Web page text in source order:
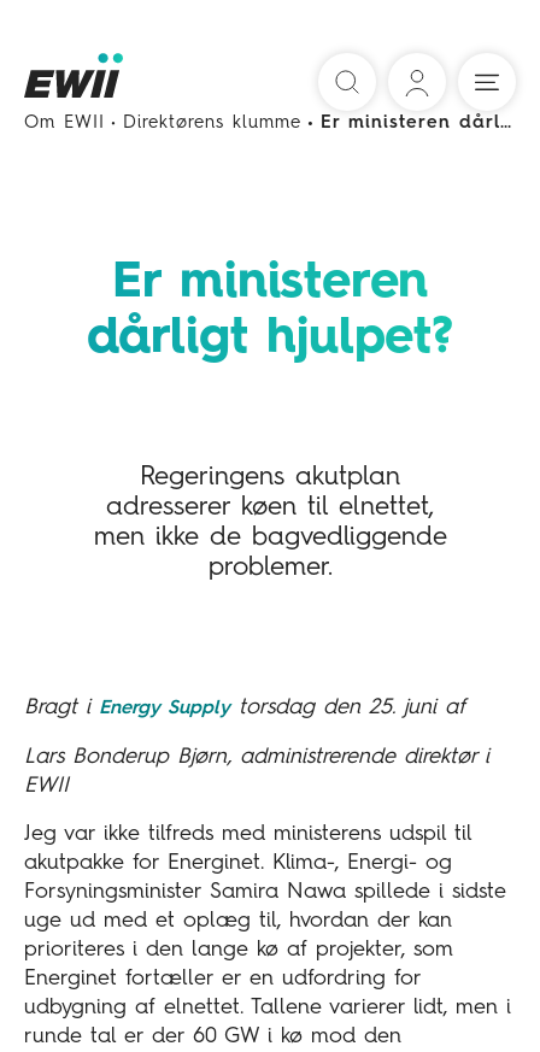
Om EWII Direktørens klumme Er ministeren dårligt hjulpet?
Er ministeren
dårligt hjulpet?
Regeringens akutplan
adresserer køen til elnettet,
men ikke de bagvedliggende
problemer.
Bragt i Energy Supplytorsdag den 25. juni af
Lars Bonderup Bjørn, administrerende direktør i
EWII
Jeg var ikke tilfreds med ministerens udspil til
akutpakke for Energinet. Klima-, Energi- og
Forsyningsminister Samira Nawa spillede i sidste
uge ud med et oplæg til, hvordan der kan
prioriteres i den lange kø af projekter, som
Energinet fortæller er en udfordring for
udbygning af elnettet. Tallene varierer lidt, men i
runde tal er der 60 GW i kø mod den